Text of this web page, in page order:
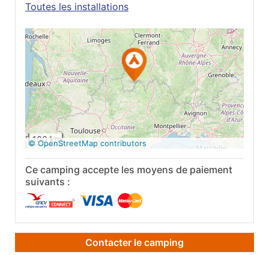
Toutes les installations
Voir sur Google
Maps
100 km
© OpenStreetMap contributors
Ce camping accepte les moyens de paiement
suivants :
Contacter le camping